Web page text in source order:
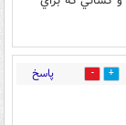
2 پاسخ